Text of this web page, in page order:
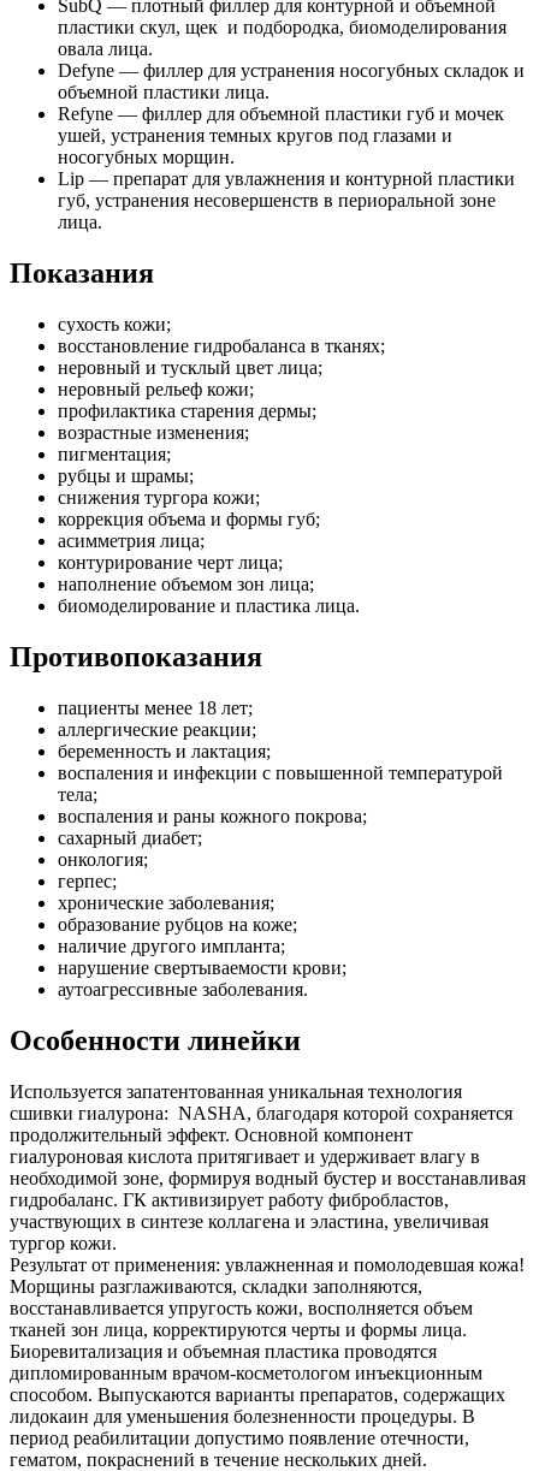
SubQ — плотный филлер для контурной и объемной
пластики скул, щек и подбородка, биомоделирования
овала лица.
Defyne — филлер для устранения носогубных складок и
объемной пластики лица.
Refyne — филлер для объемной пластики губ и мочек
ушей, устранения темных кругов под глазами и
носогубных морщин.
Lip — препарат для увлажнения и контурной пластики
губ, устранения несовершенств в периоральной зоне
лица.
Показания
сухость кожи;
восстановление гидробаланса в тканях;
неровный и тусклый цвет лица;
неровный рельеф кожи;
профилактика старения дермы;
возрастные изменения;
пигментация;
рубцы и шрамы;
снижения тургора кожи;
коррекция объема и формы губ;
асимметрия лица;
контурирование черт лица;
наполнение объемом зон лица;
биомоделирование и пластика лица.
Противопоказания
пациенты менее 18 лет;
аллергические реакции;
беременность и лактация;
воспаления и инфекции с повышенной температурой
тела;
воспаления и раны кожного покрова;
сахарный диабет;
онкология;
герпес;
хронические заболевания;
образование рубцов на коже;
наличие другого импланта;
нарушение свертываемости крови;
аутоагрессивные заболевания.
Особенности линейки
Используется запатентованная уникальная технология
сшивки гиалурона: NASHA, благодаря которой сохраняется
продолжительный эффект. Основной компонент
гиалуроновая кислота притягивает и удерживает влагу в
необходимой зоне, формируя водный бустер и восстанавливая
гидробаланс. ГК активизирует работу фибробластов,
участвующих в синтезе коллагена и эластина, увеличивая
тургор кожи.
Результат от применения: увлажненная и помолодевшая кожа!
Морщины разглаживаются, складки заполняются,
восстанавливается упругость кожи, восполняется объем
тканей зон лица, корректируются черты и формы лица.
Биоревитализация и объемная пластика проводятся
дипломированным врачом-косметологом инъекционным
способом. Выпускаются варианты препаратов, содержащих
лидокаин для уменьшения болезненности процедуры. В
период реабилитации допустимо появление отечности,
гематом, покраснений в течение нескольких дней.